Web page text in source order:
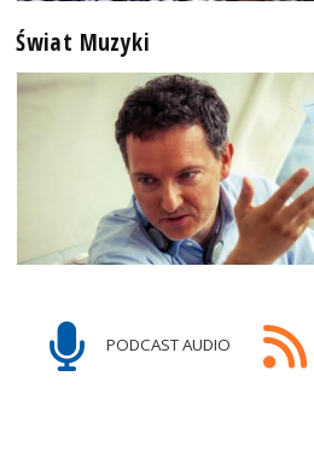
Świat Muzyki
PODCAST AUDIO